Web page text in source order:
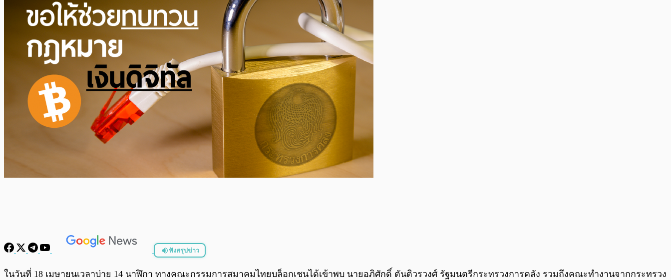
ฟังสรุปข่าว
พร้อมเล่น
ในวันที่ 18 เมษายนเวลาบ่าย 14 นาฬิกา ทางคณะกรรมการสมาคมไทยบล็อกเชนได้เข้าพบ นายอภิศักดิ์ ตันติวรวงศ์ รัฐมนตรีกระทรวงการคลัง รวมถึงคณะทำงานจากกระทรวง